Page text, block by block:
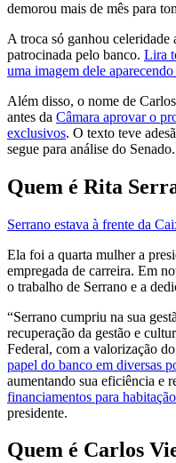
demorou mais de mês para
A troca só ganhou celeridade
patrocinada pelo banco. Lira
uma imagem dele
Além disso, o nome de
antes da Câmara aprovar o
exclusivos. O texto teve
segue para análise do Senado.
Quem é Rita
Serrano estava à frente da
Ela foi a quarta mulher a
empregada de carreira. Em
o trabalho de Serrano e a
“Serrano cumpriu na sua
recuperação da gestão e
Federal, com a valorização
papel do banco em diversas
aumentando sua eficiência e
financiamentos para habitação
presidente.
Quem é Carlos